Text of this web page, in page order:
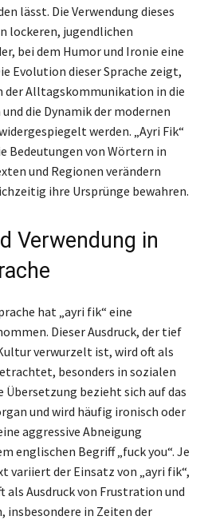
lässt. Die Verwendung dieses
lockeren, jugendlichen
bei dem Humor und Ironie eine
Evolution dieser Sprache zeigt,
der Alltagskommunikation in die
die Dynamik der modernen
werden. „Ayri Fik“
Bedeutungen von Wörtern in
und Regionen verändern
ihre Ursprünge bewahren.
Verwendung in
hat „ayri fik“ eine
Dieser Ausdruck, der tief
verwurzelt ist, wird oft als
besonders in sozialen
bezieht sich auf das
und wird häufig ironisch oder
aggressive Abneigung
englischen Begriff „fuck you“. Je
variiert der Einsatz von „ayri fik“,
als Ausdruck von Frustration und
insbesondere in Zeiten der